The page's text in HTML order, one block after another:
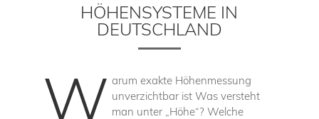
HÖHENSYSTEME IN
DEUTSCHLAND
W arum exakte Höhenmessung
unverzichtbar ist Was versteht
man unter „Höhe“? Welche